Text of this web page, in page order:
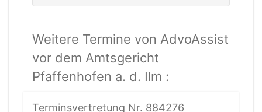
Weitere Termine von AdvoAssist
vor dem Amtsgericht
Pfaffenhofen a. d. Ilm :
Terminsvertretung Nr. 884276